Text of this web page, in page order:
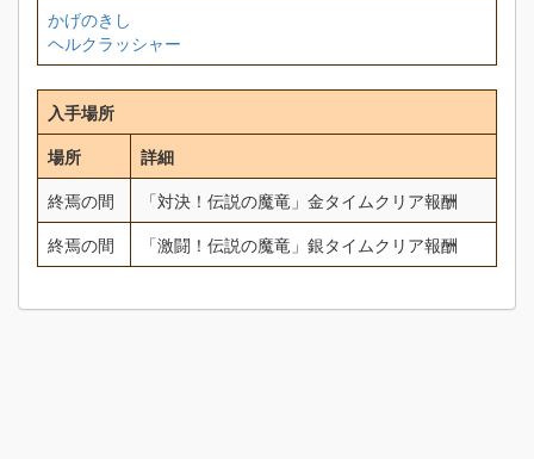
かげのきし
ヘルクラッシャー
入手場所
場所
詳細
終焉の間
「対決！伝説の魔竜」金タイムクリア報酬
終焉の間
「激闘！伝説の魔竜」銀タイムクリア報酬